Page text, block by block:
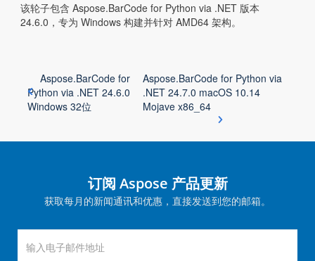
该轮子包含 Aspose.BarCode for Python via .NET 版本
24.6.0，专为 Windows 构建并针对 AMD64 架构。
Aspose.BarCode for
Python via .NET 24.6.0
Windows 32位
Aspose.BarCode for Python via
.NET 24.7.0 macOS 10.14
Mojave x86_64
订阅 Aspose 产品更新
获取每月的新闻通讯和优惠，直接发送到您的邮箱。